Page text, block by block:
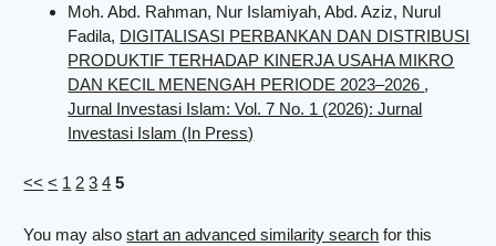
Moh. Abd. Rahman, Nur Islamiyah, Abd. Aziz, Nurul
Fadila, DIGITALISASI PERBANKAN DAN DISTRIBUSI
PRODUKTIF TERHADAP KINERJA USAHA MIKRO
DAN KECIL MENENGAH PERIODE 2023–2026 ,
Jurnal Investasi Islam: Vol. 7 No. 1 (2026): Jurnal
Investasi Islam (In Press)
<< < 1 2 3 4 5
You may alsostart an advanced similarity search for this